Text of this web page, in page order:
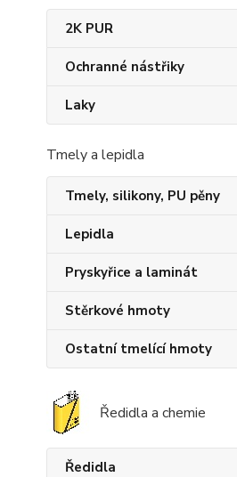
2K PUR
Ochranné nástřiky
Laky
Tmely a lepidla
Tmely, silikony, PU pěny
Lepidla
Pryskyřice a laminát
Stěrkové hmoty
Ostatní tmelící hmoty
Ředidla a chemie
Ředidla